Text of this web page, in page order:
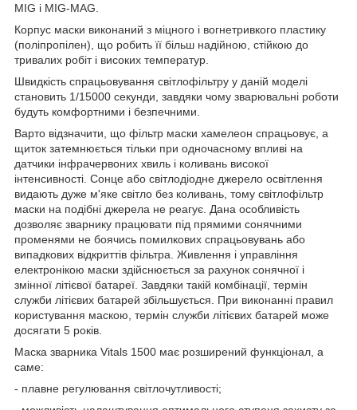
МIG і МIG-MAG.
Корпус маски виконаний з міцного і вогнетривкого пластику
(поліпропілен), що робить її більш надійною, стійкою до
тривалих робіт і високих температур.
Швидкість спрацьовування світлофільтру у даній моделі
становить 1/15000 секунди, завдяки чому зварювальні роботи
будуть комфортними і безпечними.
Варто відзначити, що фільтр маски хамелеон спрацьовує, а
щиток затемнюється тільки при одночасному впливі на
датчики інфрачервоних хвиль і коливань високої
інтенсивності. Сонце або світлодіодне джерело освітлення
видають дуже м'яке світло без коливань, тому світлофільтр
маски на подібні джерела не реагує. Дана особливість
дозволяє зварнику працювати під прямими сонячними
променями не боячись помилкових спрацьовувань або
випадкових відкриттів фільтра. Живлення і управління
електронікою маски здійснюється за рахунок сонячної і
змінної літієвої батареї. Завдяки такій комбінації, термін
служби літієвих батарей збільшується. При виконанні правил
користування маскою, термін служби літієвих батарей може
досягати 5 років.
Маска зварника Vitals 1500 має розширений функціонал, а
саме:
- плавне регулювання світлочутливості;